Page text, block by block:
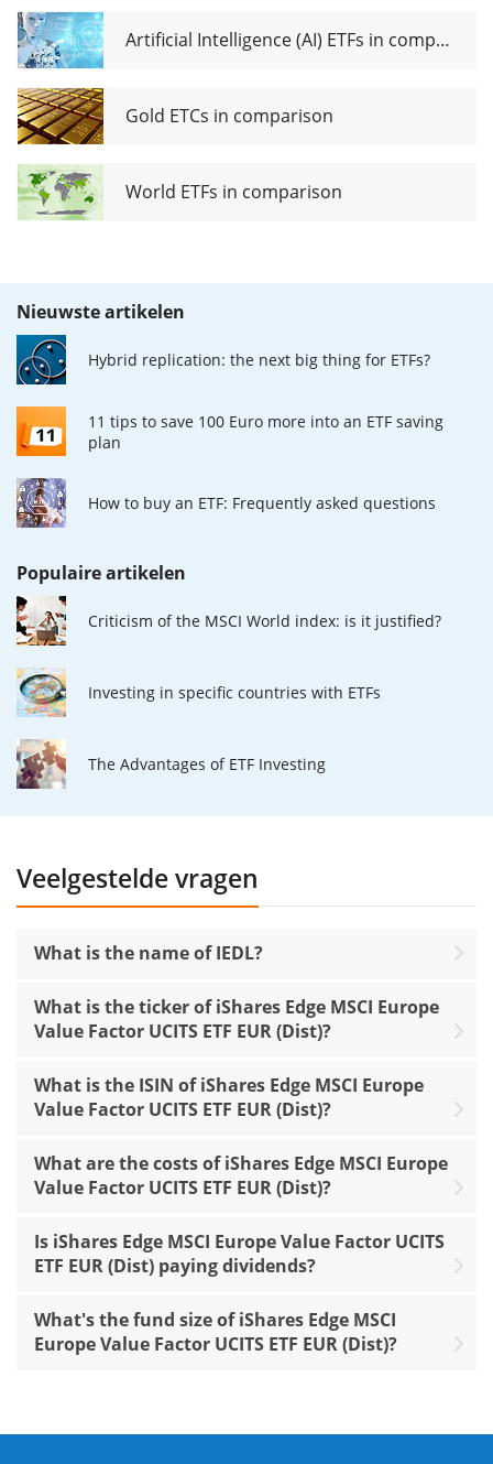
Artificial Intelligence (AI) ETFs in comparison
Gold ETCs in comparison
World ETFs in comparison
Nieuwste artikelen
Hybrid replication: the next big thing for ETFs?
11 tips to save 100 Euro more into an ETF saving
plan
How to buy an ETF: Frequently asked questions
Populaire artikelen
Criticism of the MSCI World index: is it justified?
Investing in specific countries with ETFs
The Advantages of ETF Investing
Veelgestelde vragen
What is the name of IEDL?
What is the ticker of iShares Edge MSCI Europe
Value Factor UCITS ETF EUR (Dist)?
What is the ISIN of iShares Edge MSCI Europe
Value Factor UCITS ETF EUR (Dist)?
What are the costs of iShares Edge MSCI Europe
Value Factor UCITS ETF EUR (Dist)?
Is iShares Edge MSCI Europe Value Factor UCITS
ETF EUR (Dist) paying dividends?
What's the fund size of iShares Edge MSCI
Europe Value Factor UCITS ETF EUR (Dist)?